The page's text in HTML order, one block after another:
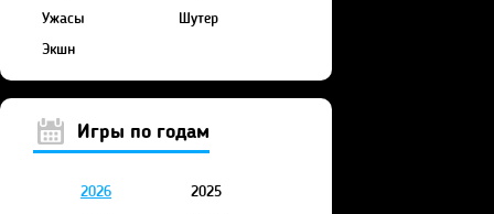
Ужасы
Шутер
Экшн
Игры по годам
2026
2025